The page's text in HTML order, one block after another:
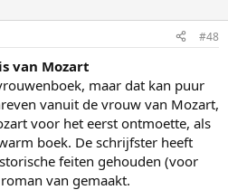
#48
van Mozart
maar dat kan puur
vanuit de vrouw van Mozart,
voor het eerst ontmoette, als
boek. De schrijfster heeft
feiten gehouden (voor
van gemaakt.